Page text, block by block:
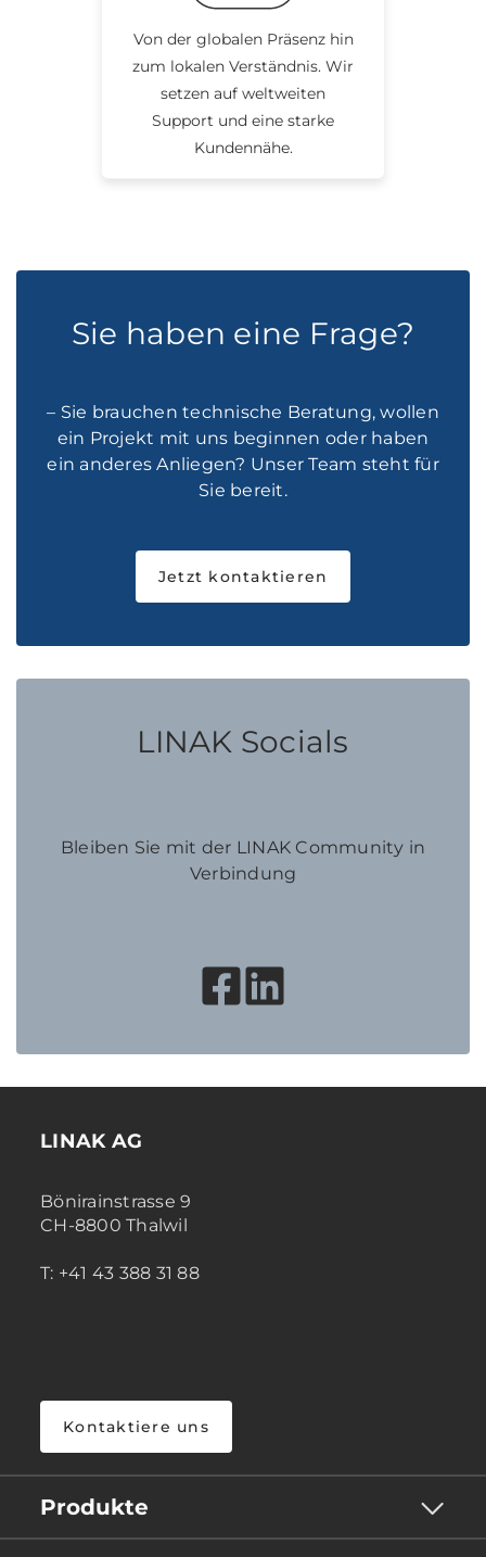
Von der globalen Präsenz hin
zum lokalen Verständnis. Wir
setzen auf weltweiten
Support und eine starke
Kundennähe.
Sie haben eine Frage?
– Sie brauchen technische Beratung, wollen
ein Projekt mit uns beginnen oder haben
ein anderes Anliegen? Unser Team steht für
Sie bereit.
Jetzt kontaktieren
LINAK Socials
Bleiben Sie mit der LINAK Community in
Verbindung
LINAK AG
Bönirainstrasse 9
CH-8800 Thalwil
T: +41 43 388 31 88
Kontaktiere uns
Produkte